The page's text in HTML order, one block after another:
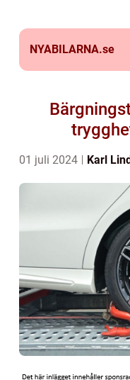
NYABILARNA.se
01 juli 2024 Karl